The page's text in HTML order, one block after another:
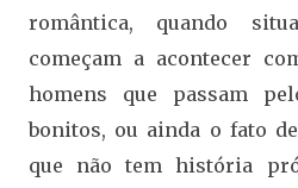
romântica, quando
começam a acontecer
homens que passam
bonitos, ou ainda o fato
que não tem história